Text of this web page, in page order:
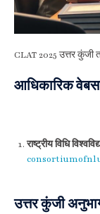
CLAT 2025 उत्तर
आधिकारिक
राष्ट्रीय विधि
उत्तर कुंजी